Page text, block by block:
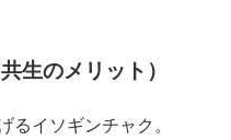
生のメリット）
るイソギンチャク。